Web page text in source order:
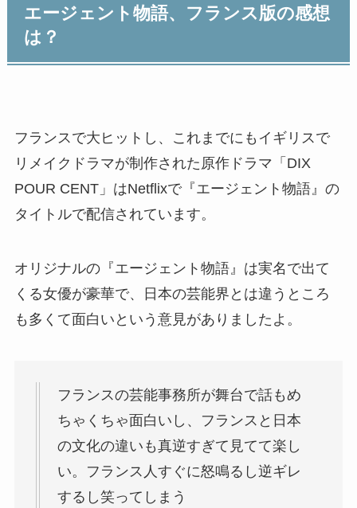
エージェント物語、フランス版の感想
は？
フランスで大ヒットし、これまでにもイギリスで
リメイクドラマが制作された原作ドラマ「DIX
POUR CENT」はNetflixで『エージェント物語』の
タイトルで配信されています。
オリジナルの『エージェント物語』は実名で出て
くる女優が豪華で、日本の芸能界とは違うところ
も多くて面白いという意見がありましたよ。
フランスの芸能事務所が舞台で話もめ
ちゃくちゃ面白いし、フランスと日本
の文化の違いも真逆すぎて見てて楽し
い。フランス人すぐに怒鳴るし逆ギレ
するし笑ってしまう